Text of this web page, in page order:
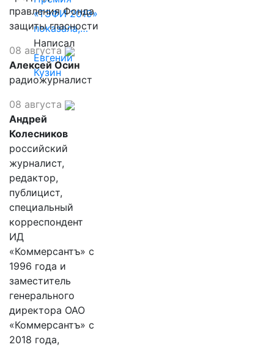
«ТЭФИ 2019»
показала,…
Написал
Евгений
Кузин
правления Фонда
защиты гласности
08 августа
Алексей Осин
радиожурналист
08 августа
Андрей
Колесников
российский
журналист,
редактор,
публицист,
специальный
корреспондент
ИД
«Коммерсантъ» с
1996 года и
заместитель
генерального
директора ОАО
«Коммерсантъ» с
2018 года,